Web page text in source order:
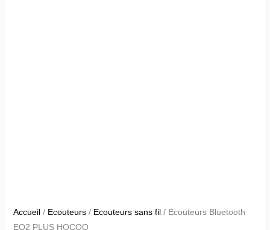
Accueil/ Ecouteurs/ Ecouteurs sans fil/ Ecouteurs Bluetooth
EQ2 PLUS HOCOO